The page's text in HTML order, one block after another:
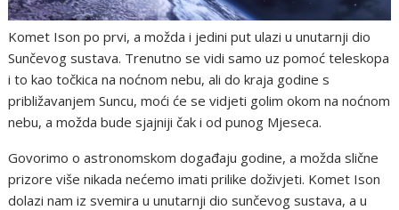
Komet Ison po prvi, a možda i jedini put ulazi u unutarnji dio
Sunčevog sustava. Trenutno se vidi samo uz pomoć teleskopa
i to kao točkica na noćnom nebu, ali do kraja godine s
približavanjem Suncu, moći će se vidjeti golim okom na noćnom
nebu, a možda bude sjajniji čak i od punog Mjeseca.
Govorimo o astronomskom događaju godine, a možda slične
prizore više nikada nećemo imati prilike doživjeti. Komet Ison
dolazi nam iz svemira u unutarnji dio sunčevog sustava, a u